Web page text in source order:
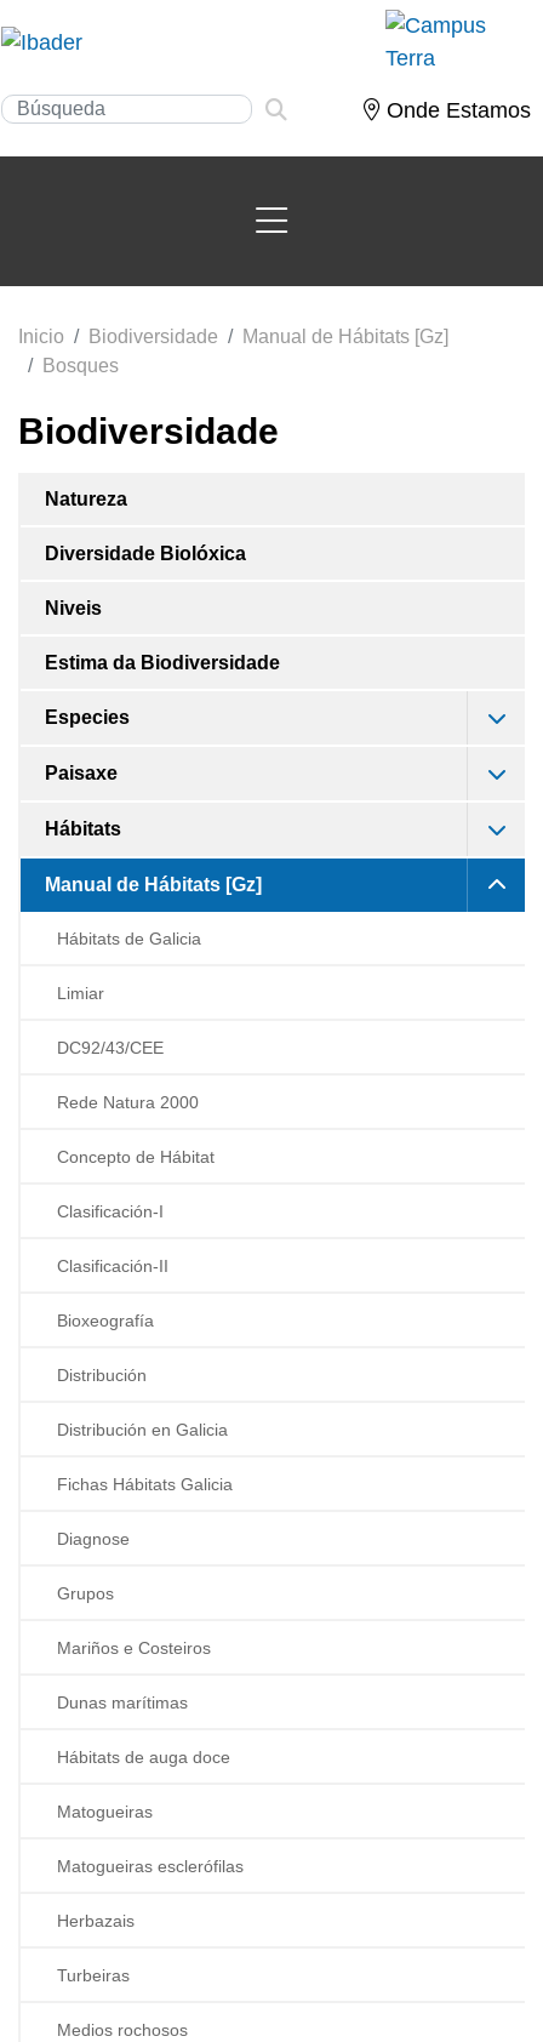
Onde Estamos
Inicio Biodiversidade
Manual de Hábitats [Gz]
Bosques
Biodiversidade
Natureza
Diversidade Biolóxica
Niveis
Estima da Biodiversidade
Especies
Paisaxe
Hábitats
Manual de Hábitats [Gz]
Hábitats de Galicia
Limiar
DC92/43/CEE
Rede Natura 2000
Concepto de Hábitat
Clasificación-I
Clasificación-II
Bioxeografía
Distribución
Distribución en Galicia
Fichas Hábitats Galicia
Diagnose
Grupos
Mariños e Costeiros
Dunas marítimas
Hábitats de auga doce
Matogueiras
Matogueiras esclerófilas
Herbazais
Turbeiras
Medios rochosos